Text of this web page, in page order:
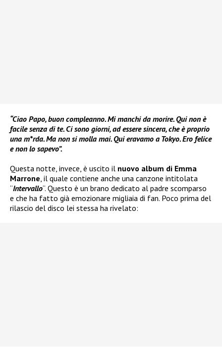
“Ciao Papo, buon compleanno. Mi manchi da morire. Qui non è
facile senza di te. Ci sono giorni, ad essere sincera, che è proprio
una m*rda. Ma non si molla mai. Qui eravamo a Tokyo. Ero felice
e non lo sapevo”.
Questa notte, invece, è uscito il nuovo album di Emma
Marrone, il quale contiene anche una canzone intitolata
“Intervallo“. Questo è un brano dedicato al padre scomparso
e che ha fatto già emozionare migliaia di fan. Poco prima del
rilascio del disco lei stessa ha rivelato: